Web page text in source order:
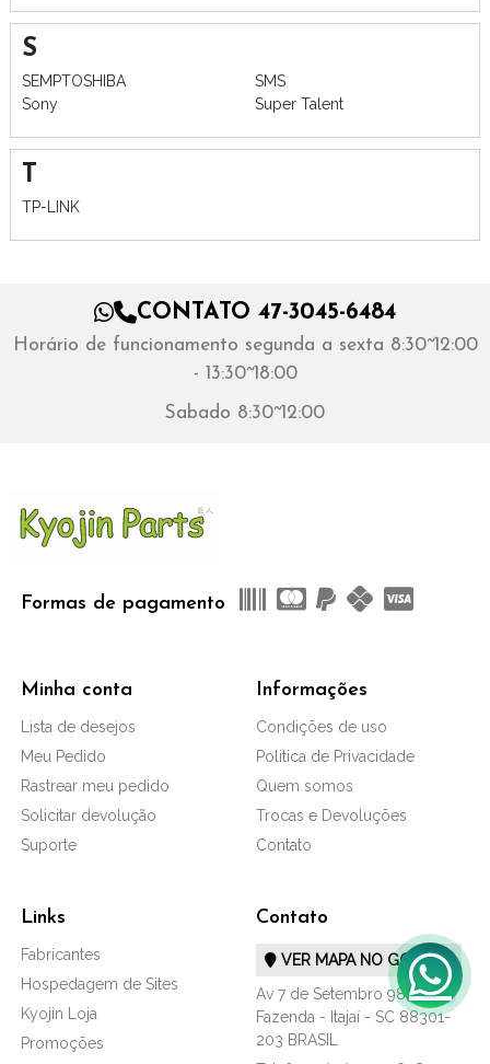
S
SEMPTOSHIBA
SMS
Sony
Super Talent
T
TP-LINK
CONTATO 47-3045-6484
Horário de funcionamento segunda a sexta 8:30~12:00
- 13:30~18:00
Sabado 8:30~12:00
Formas de pagamento
Links
Fabricantes
Hospedagem de Sites
Kyojin Loja
Promoções
Minha conta
Lista de desejos
Meu Pedido
Rastrear meu pedido
Solicitar devolução
Suporte
Informações
Condições de uso
Politica de Privacidade
Quem somos
Trocas e Devoluções
Contato
Contato
VER MAPA NO GOOGLE
Av 7 de Setembro 983
Fazenda - Itajaí - SC 88301-
203 BRASIL